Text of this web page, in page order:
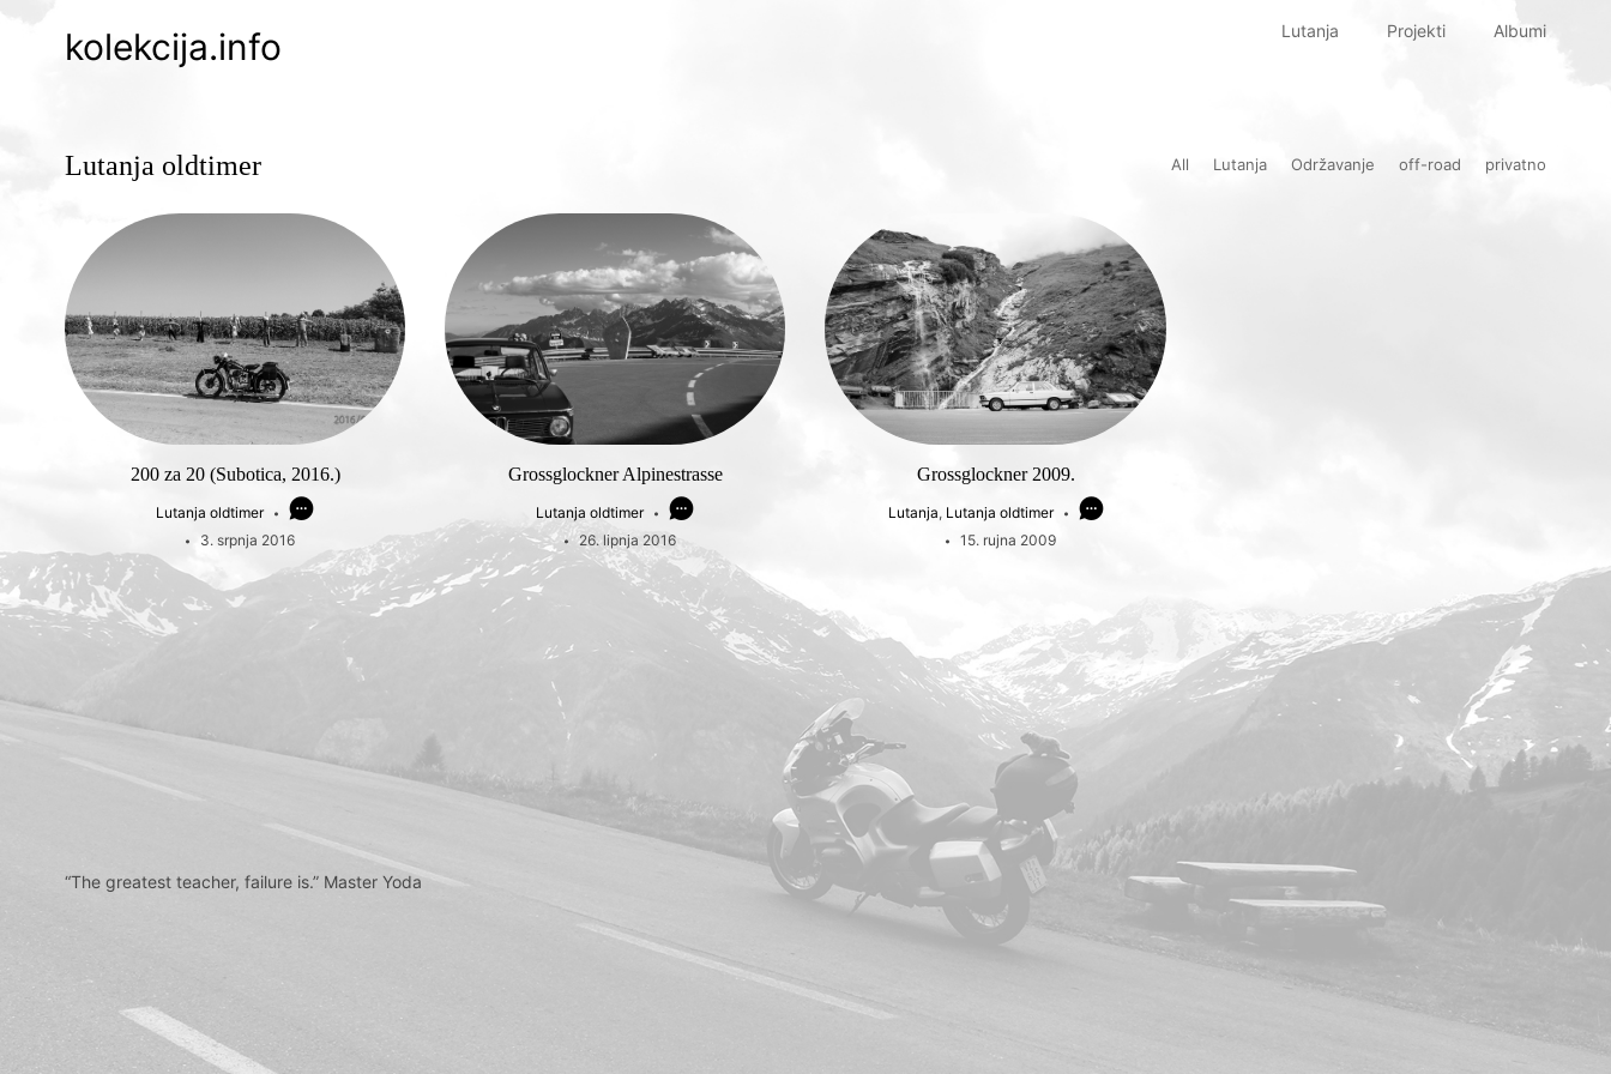
kolekcija.info Lutanja Projekti Albumi
Lutanja oldtimer All Lutanja Održavanje off-road privatno
200 za 20 (Subotica, 2016.)
Lutanja oldtimer
3. srpnja 2016
Grossglockner Alpinestrasse
Lutanja oldtimer
26. lipnja 2016
Grossglockner 2009.
Lutanja, Lutanja oldtimer
15. rujna 2009
“The greatest teacher, failure is.” Master Yoda